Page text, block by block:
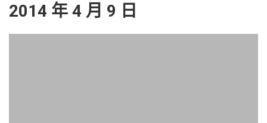
2014 年 4 月 9 日